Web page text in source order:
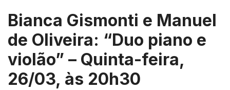
Bianca Gismonti e Manuel
de Oliveira: “Duo piano e
violão” – Quinta-feira,
26/03, às 20h30